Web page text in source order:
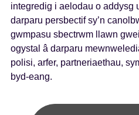
integredig i aelodau o addysg
darparu persbectif sy’n
gwmpasu sbectrwm llawn
ogystal â darparu
polisi, arfer, partneriaethau,
byd-eang.